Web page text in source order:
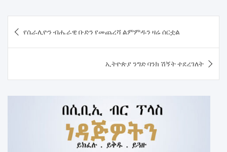
navigation
የሴራሊዮን ብሔራዊ ቡድን የመጨረሻ ልምምዱን ዛሬ ሰርቷል
ኢትዮጵያ ንግድ ባንክ ሽኝት ተደረገለት